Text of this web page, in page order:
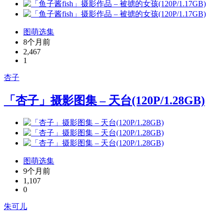
图萌选集
8个月前
2,467
1
杏子
「杏子」摄影图集 – 天台(120P/1.28GB)
图萌选集
9个月前
1,107
0
朱可儿